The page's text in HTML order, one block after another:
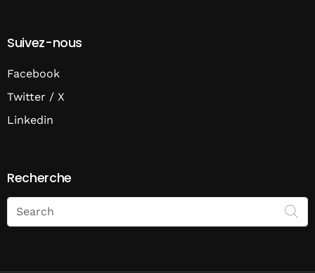
Suivez-nous
Facebook
Twitter / X
Linkedin
Recherche
Search
on
Economie